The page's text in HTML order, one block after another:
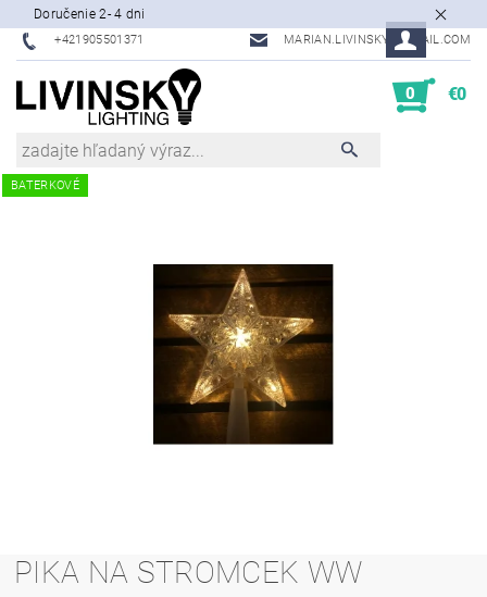
Doručenie 2- 4 dni
+421905501371 MARIAN.LIVINSKY@GMAIL.COM
0 €0
BATERKOVÉ
PIKA NA STROMCEK WW